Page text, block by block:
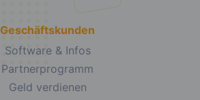
Geschäftskunden
Software & Infos
Partnerprogramm
Geld verdienen